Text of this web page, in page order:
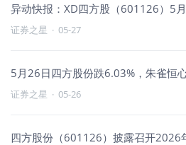
异动快报：XD四方股（601126）5
证券之星 · 05-27
5月26日四方股份跌6.03%，朱雀恒
证券之星 · 05-26
四方股份（601126）披露召开2026